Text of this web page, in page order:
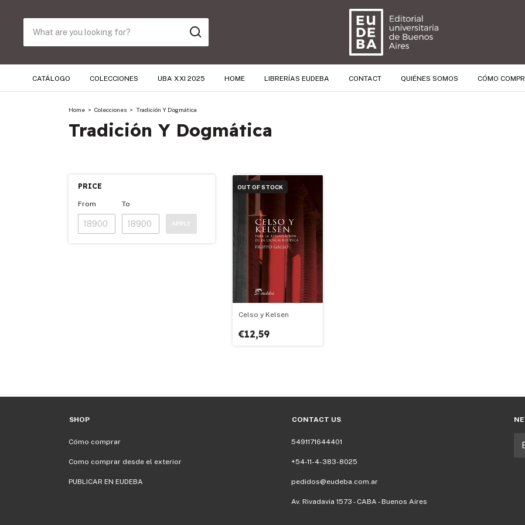
CATÁLOGO COLECCIONES UBA XXI 2025 HOME LIBRERÍAS EUDEBA CONTACT QUIÉNES SOMOS CÓMO
Home > Colecciones > Tradición Y Dogmática
Tradición Y Dogmática
PRICE
From To
APPLY
OUT OF STOCK
Celso y Kelsen
€12,59
SHOP
Cómo comprar
Como comprar desde el exterior
PUBLICAR EN EUDEBA
CONTACT US
5491171644401
+54-11-4-383-8025
pedidos@eudeba.com.ar
Av. Rivadavia 1573 - CABA - Buenos Aires